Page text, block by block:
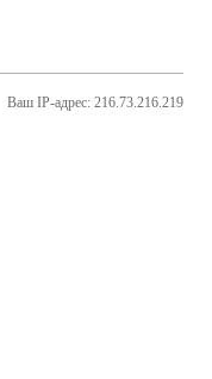
Ваш IP-адрес: 216.73.216.219